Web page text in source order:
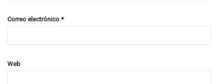
Correo electrónico *
Web